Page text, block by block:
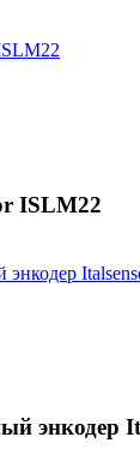
ISLM22
энкодер